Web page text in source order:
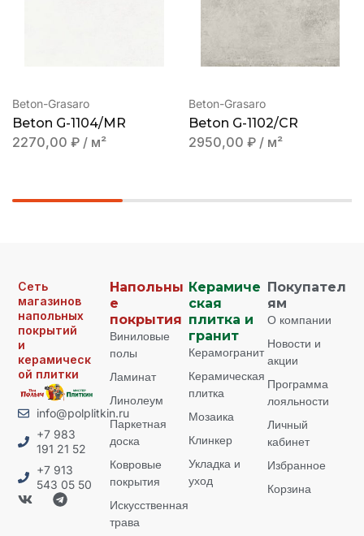
Beton-Grasaro
Beton G-1104/MR
2270,00 ₽ / м²
Beton-Grasaro
Beton G-1102/CR
2950,00 ₽ / м²
Сеть
магазинов
напольных
покрытий
и
керамическ
ой плитки
info@polplitkin.ru
+7 983
191 21 52
+7 913
543 05 50
Напольны
е
покрытия
Виниловые
полы
Ламинат
Линолеум
Паркетная
доска
Ковровые
покрытия
Искусственная
трава
Керамиче
ская
плитка и
гранит
Керамогранит
Керамическая
плитка
Мозаика
Клинкер
Укладка и
уход
Покупател
ям
О компании
Новости и
акции
Программа
лояльности
Личный
кабинет
Избранное
Корзина